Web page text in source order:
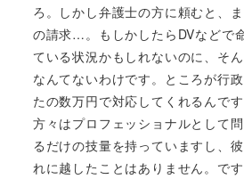
ろ。しかし弁護士の方に頼むと、
の請求…。もしかしたらDVなどで
ている状況かもしれないのに、そ
なんてないわけです。ところが行
たの数万円で対応してくれるんで
方々はプロフェッショナルとして
るだけの技量を持っていますし、
れに越したことはありません。で